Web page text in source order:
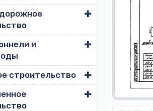
и
строительство